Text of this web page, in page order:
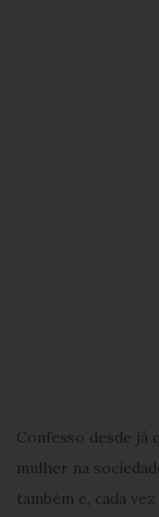
Confesso desde já
mulher na
também e, cada